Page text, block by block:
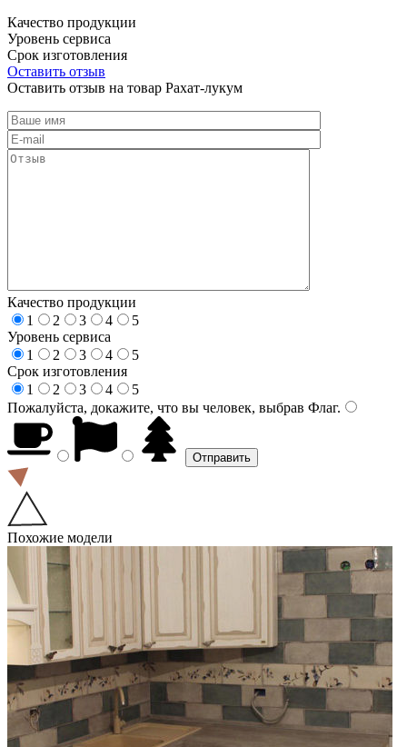
Качество продукции
Уровень сервиса
Срок изготовления
Оставить отзыв
Оставить отзыв на товар Рахат-лукум
Качество продукции
1
2 3 4
5
Уровень сервиса
1
2 3 4
5
Срок изготовления
1
2 3 4
5
Пожалуйста, докажите, что вы человек, выбрав Флаг.
Похожие модели